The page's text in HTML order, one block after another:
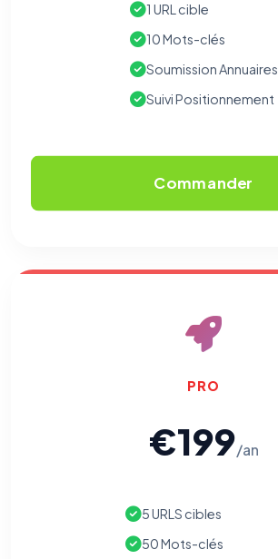
1 URL cible
10 Mots-clés
Soumission Annuaires
Suivi Positionnement
Commander
PRO
€199/an
5 URLS cibles
50 Mots-clés
Cookies essentiels TOUJOURS ACTIF
peuvent pas être désactivés.
Cookies analytiques